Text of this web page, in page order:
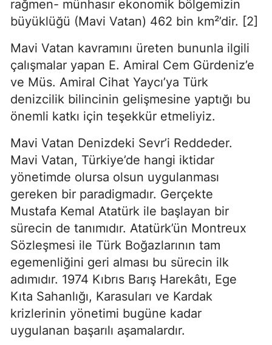
rağmen- münhasır ekonomik bölgemizin
büyüklüğü (Mavi Vatan) 462 bin km²’dir. [2]
Mavi Vatan kavramını üreten bununla ilgili
çalışmalar yapan E. Amiral Cem Gürdeniz’e
ve Müs. Amiral Cihat Yaycı’ya Türk
denizcilik bilincinin gelişmesine yaptığı bu
önemli katkı için teşekkür etmeliyiz.
Mavi Vatan Denizdeki Sevr’i Reddeder.
Mavi Vatan, Türkiye’de hangi iktidar
yönetimde olursa olsun uygulanması
gereken bir paradigmadır. Gerçekte
Mustafa Kemal Atatürk ile başlayan bir
sürecin de tanımıdır. Atatürk’ün Montreux
Sözleşmesi ile Türk Boğazlarının tam
egemenliğini geri alması bu sürecin ilk
adımıdır. 1974 Kıbrıs Barış Harekâtı, Ege
Kıta Sahanlığı, Karasuları ve Kardak
krizlerinin yönetimi bugüne kadar
uygulanan başarılı aşamalardır.